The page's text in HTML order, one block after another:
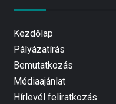
Kezdőlap
Pályázatírás
Bemutatkozás
Médiaajánlat
Hírlevél feliratkozás